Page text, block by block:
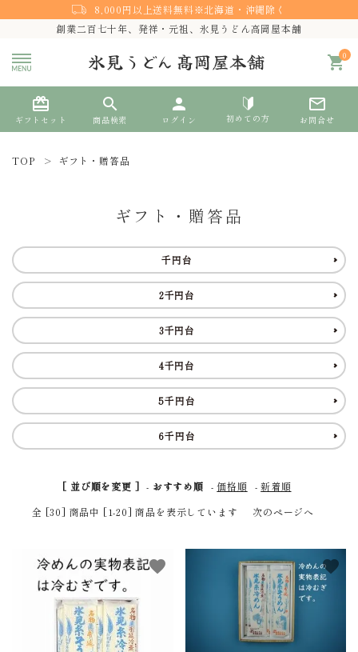
8,000円以上送料無料※北海道・沖縄除く
創業二百七十年、発祥・元祖、氷見うどん高岡屋本舗
0
shopping_cart
card_giftcard
ギフトセット
search
商品検索
person
ログイン 初めての方
mail_outline
お問合せ
ACCOUNT MENU
meeting_room person 新規会員登録
商品から探す
価格から探す
ご利用ガイド
プライバシーポリシー
お問い合わせ
ページ一覧
TOP ギフト・贈答品
ギフト・贈答品
千円台
2千円台
3千円台
4千円台
5千円台
6千円台
[ 並び順を変更 ] - おすすめ順 -価格順 -新着順
全 [30] 商品中 [1-20] 商品を表示しています
次のページへ
favorite favorite